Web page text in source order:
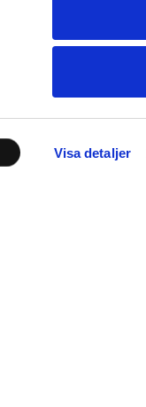
Visa detaljer